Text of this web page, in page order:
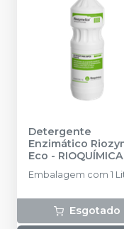
Detergente
Enzimático
Eco - RIOQUÍMICA
Embalagem com 1
Esgotado